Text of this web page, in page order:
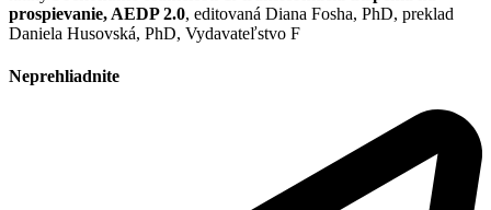
prospievanie, AEDP 2.0, editovaná Diana Fosha, PhD, preklad
Daniela Husovská, PhD, Vydavateľstvo F
Neprehliadnite